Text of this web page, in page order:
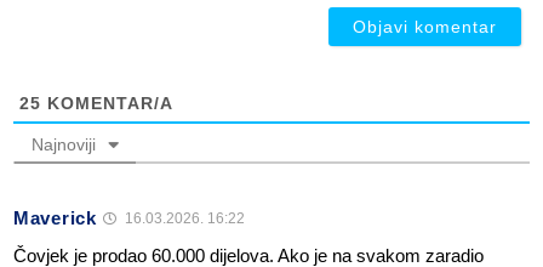
25 KOMENTAR/A
Najnoviji
Maverick 16.03.2026. 16:22
Čovjek je prodao 60.000 dijelova. Ako je na svakom zaradio